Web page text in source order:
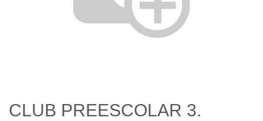
CLUB PREESCOLAR 3.